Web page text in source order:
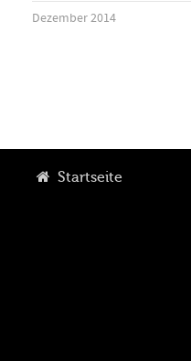
Dezember 2014
Startseite